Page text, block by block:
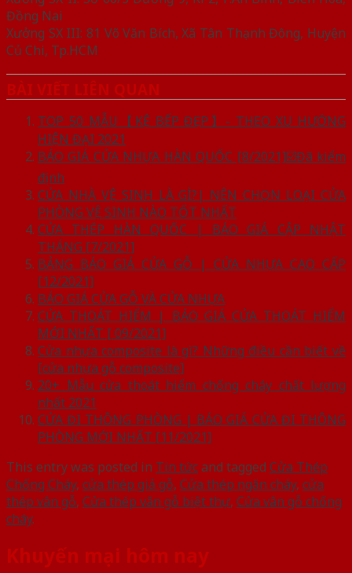
Đồng Nai
Xưởng SX III: 81 Võ Văn Bích, Xã Tân Thạnh Đông, Huyện
Củ Chi, Tp.HCM
BÀI VIẾT LIÊN QUAN
TOP 50 MẪU【KỆ BẾP ĐẸP】- THEO XU HƯỚNG
HIỆN ĐẠI 2021
BÁO GIÁ CỬA NHỰA HÀN QUỐC [8/2021]☑️Đã kiểm
định
CỬA NHÀ VỆ SINH LÀ GÌ?| NÊN CHỌN LOẠI CỬA
PHÒNG VỆ SINH NÀO TỐT NHẤT
CỬA THÉP HÀN QUỐC | BÁO GIÁ CẬP NHẬT
THÁNG [7/2021]
BẢNG BÁO GIÁ CỬA GỖ | CỬA NHỰA CAO CẤP
[12/2021]
BÁO GIÁ CỬA GỖ VÀ CỬA NHỰA
CỬA THOÁT HIỂM | BÁO GIÁ CỬA THOÁT HIỂM
MỚI NHẤT [ 09/2021]
Cửa nhựa composite là gì? Những điều cần biết về
[cửa nhựa gỗ composite]
20+ Mẫu cửa thoát hiểm chống cháy chất lượng
nhất 2021
CỬA ĐI THÔNG PHÒNG | BÁO GIÁ CỬA ĐI THÔNG
PHÒNG MỚI NHẤT [11/2021]
This entry was posted in Tin tứcand tagged Cửa Thép
Chống Cháy, cửa thép giả gỗ, Cửa thép ngăn cháy, cửa
thép vân gỗ, Cửa thép vân gỗ biệt thự, Cửa vân gỗ chống
cháy.
Khuyến mại hôm nay